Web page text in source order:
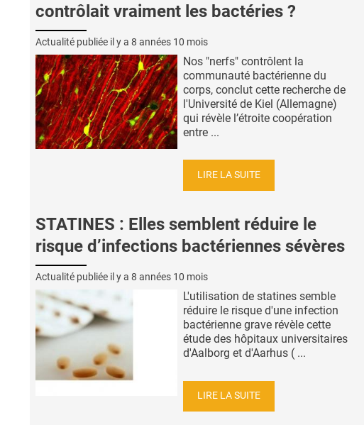
contrôlait vraiment les bactéries ?
Actualité publiée il y a 8 années 10 mois
Nos "nerfs" contrôlent la
communauté bactérienne du
corps, conclut cette recherche de
l'Université de Kiel (Allemagne)
qui révèle l’étroite coopération
entre ...
LIRE LA SUITE
STATINES : Elles semblent réduire le
risque d’infections bactériennes sévères
Actualité publiée il y a 8 années 10 mois
L'utilisation de statines semble
réduire le risque d'une infection
bactérienne grave révèle cette
étude des hôpitaux universitaires
d'Aalborg et d'Aarhus ( ...
LIRE LA SUITE